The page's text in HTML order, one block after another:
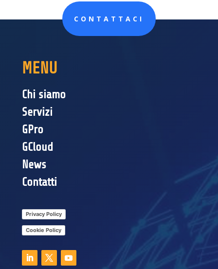
CONTATTACI
MENU
Chi siamo
Servizi
GPro
GCloud
News
Contatti
Privacy Policy
Cookie Policy